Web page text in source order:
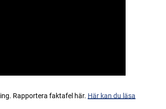
Rapportera faktafel här. Här kan du läsa